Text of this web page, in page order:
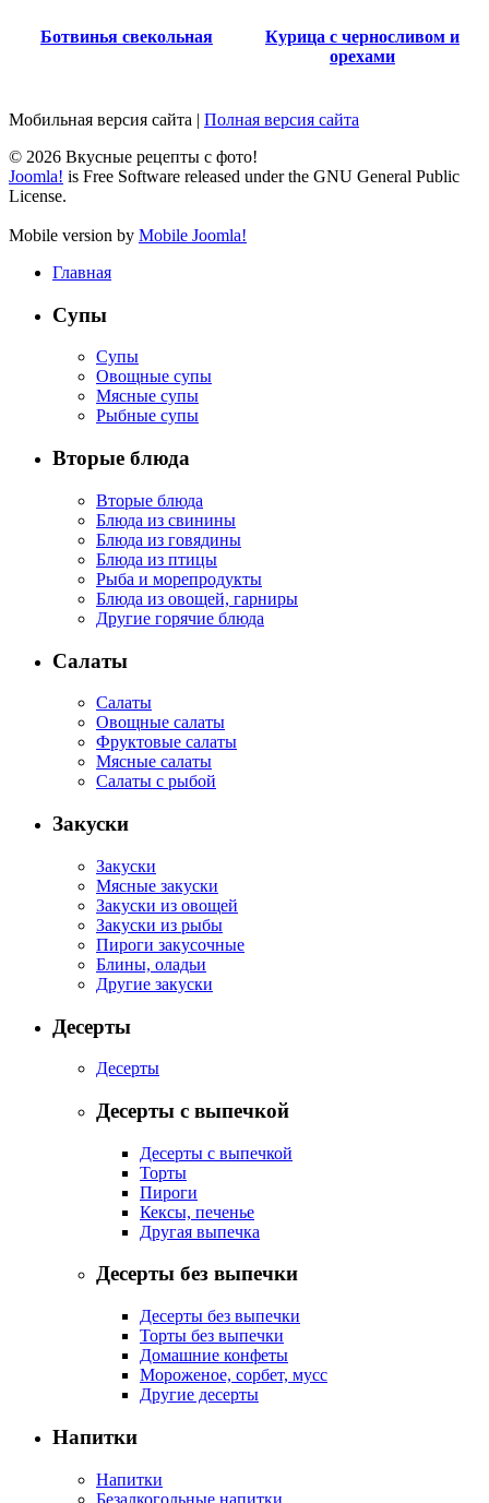
Ботвинья свекольная
Курица с черносливом и
орехами
Мобильная версия сайта | Полная версия сайта
© 2026 Вкусные рецепты с фото!
Joomla! is Free Software released under the GNU General Public
License.
Mobile version by Mobile Joomla!
Главная
Супы
Супы
Овощные супы
Мясные супы
Рыбные супы
Вторые блюда
Вторые блюда
Блюда из свинины
Блюда из говядины
Блюда из птицы
Рыба и морепродукты
Блюда из овощей, гарниры
Другие горячие блюда
Салаты
Салаты
Овощные салаты
Фруктовые салаты
Мясные салаты
Салаты с рыбой
Закуски
Закуски
Мясные закуски
Закуски из овощей
Закуски из рыбы
Пироги закусочные
Блины, оладьи
Другие закуски
Десерты
Десерты
Десерты с выпечкой
Десерты с выпечкой
Торты
Пироги
Кексы, печенье
Другая выпечка
Десерты без выпечки
Десерты без выпечки
Торты без выпечки
Домашние конфеты
Мороженое, сорбет, мусс
Другие десерты
Напитки
Напитки
Безалкогольные напитки